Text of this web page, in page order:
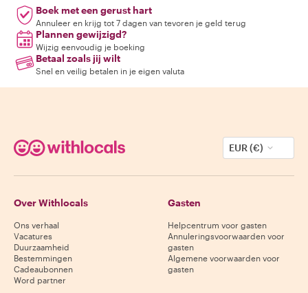
Boek met een gerust hart
Annuleer en krijg tot 7 dagen van tevoren je geld terug
Plannen gewijzigd?
Wijzig eenvoudig je boeking
Betaal zoals jij wilt
Snel en veilig betalen in je eigen valuta
EUR (€)
Over Withlocals
Ons verhaal
Vacatures
Duurzaamheid
Bestemmingen
Cadeaubonnen
Word partner
Gasten
Helpcentrum voor gasten
Annuleringsvoorwaarden voor
gasten
Algemene voorwaarden voor
gasten